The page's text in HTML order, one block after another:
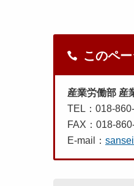
このペ
産業労働部 産
TEL：018-
FAX：018-
E-mail：